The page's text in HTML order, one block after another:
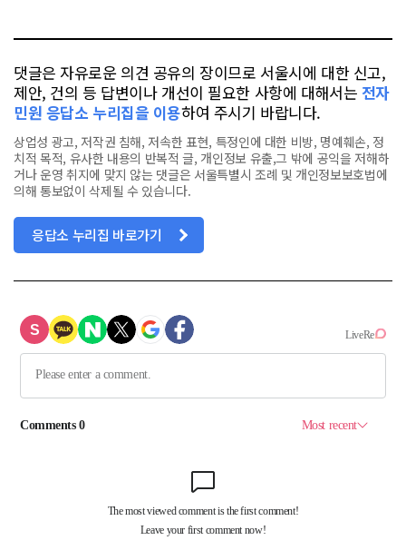
댓글은 자유로운 의견 공유의 장이므로 서울시에 대한 신고,
제안, 건의 등 답변이나 개선이 필요한 사항에 대해서는 전자
민원 응답소 누리집을 이용하여 주시기 바랍니다.
상업성 광고, 저작권 침해, 저속한 표현, 특정인에 대한 비방, 명예훼손, 정
치적 목적, 유사한 내용의 반복적 글, 개인정보 유출,그 밖에 공익을 저해하
거나 운영 취지에 맞지 않는 댓글은 서울특별시 조례 및 개인정보보호법에
의해 통보없이 삭제될 수 있습니다.
응답소 누리집 바로가기